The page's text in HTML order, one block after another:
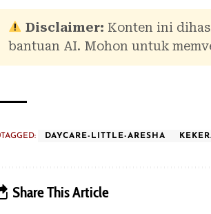
Disclaimer: Konten ini
bantuan AI. Mohon untuk
TAGGED: DAYCARE-LITTLE-ARESHA
Share This Article